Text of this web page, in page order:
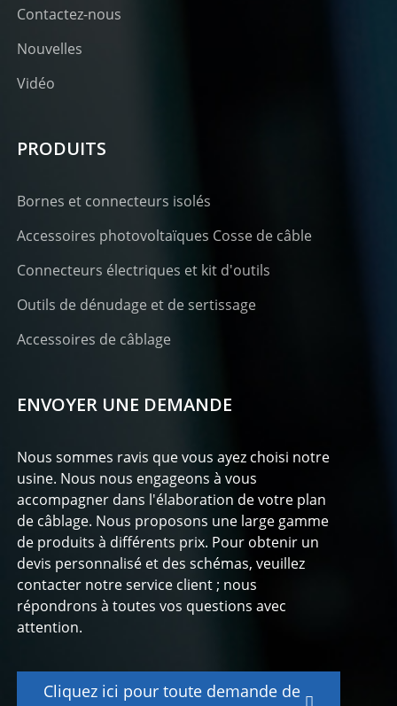
Contactez-nous
Nouvelles
Vidéo
PRODUITS
Bornes et connecteurs isolés
Accessoires photovoltaïques Cosse de câble
Connecteurs électriques et kit d'outils
Outils de dénudage et de sertissage
Accessoires de câblage
ENVOYER UNE DEMANDE
Nous sommes ravis que vous ayez choisi notre
usine. Nous nous engageons à vous
accompagner dans l'élaboration de votre plan
de câblage. Nous proposons une large gamme
de produits à différents prix. Pour obtenir un
devis personnalisé et des schémas, veuillez
contacter notre service client ; nous
répondrons à toutes vos questions avec
attention.
Cliquez ici pour toute demande de